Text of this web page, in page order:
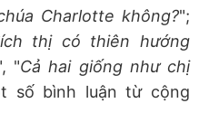
Charlotte không?";
thị có thiên hướng
"Cả hai giống như chị
số bình luận từ cộng